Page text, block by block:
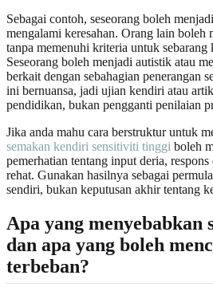
Sebagai contoh, seseorang boleh
mengalami keresahan. Orang lain boleh
tanpa memenuhi kriteria untuk sebarang
Seseorang boleh menjadi autistik atau
berkait dengan sebahagian penerangan
ini bernuansa, jadi ujian kendiri atau
pendidikan, bukan pengganti penilaian
Jika anda mahu cara berstruktur untuk
semakan kendiri sensitiviti tinggi boleh
pemerhatian tentang input deria,
rehat. Gunakan hasilnya sebagai
sendiri, bukan keputusan akhir tentang
Apa yang
dan apa yang boleh
terbeban?